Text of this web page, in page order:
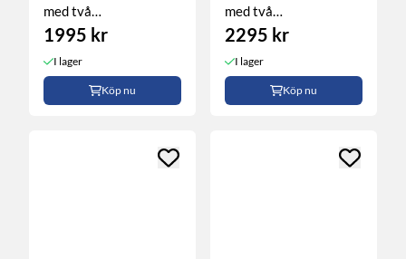
med två
kardborreband
1995 kr
I lager
Köp nu
med två
kardborreband, svart
2295 kr
I lager
Köp nu